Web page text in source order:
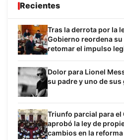
Recientes
Tras la derrota por la
Gobierno reordena
retomar el impulso
Dolor para Lionel
su padre y uno de
Triunfo parcial para el
aprobó la ley de
cambios en la reforma